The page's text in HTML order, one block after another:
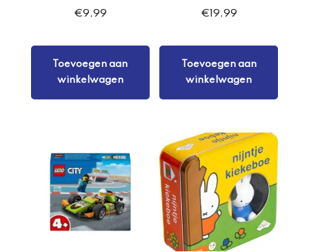
€9,99
Toevoegen aan
winkelwagen
€ 19,99
Toevoegen aan
winkelwagen